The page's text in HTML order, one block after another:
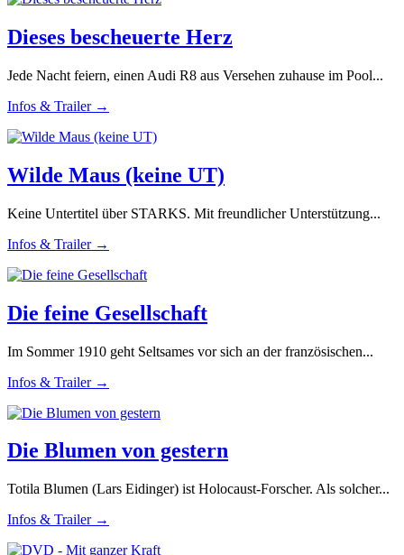
Dieses bescheuerte Herz
Jede Nacht feiern, einen Audi R8 aus Versehen zuhause im Pool...
Infos & Trailer →
Wilde Maus (keine UT)
Keine Untertitel über STARKS. Mit freundlicher Unterstützung...
Infos & Trailer →
Die feine Gesellschaft
Im Sommer 1910 geht Seltsames vor sich an der französischen...
Infos & Trailer →
Die Blumen von gestern
Totila Blumen (Lars Eidinger) ist Holocaust-Forscher. Als solcher...
Infos & Trailer →